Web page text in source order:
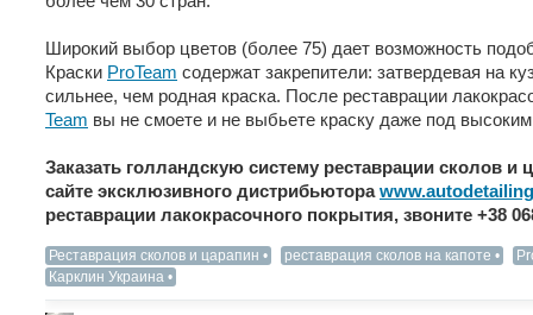
Широкий выбор цветов (более 75) дает возможность
Краски ProTeam содержат закрепители: затвердевая на
сильнее, чем родная краска. После реставрации
Team вы не смоете и не выбьете краску даже под
Заказать голландскую систему реставрации сколов и
сайте эксклюзивного дистрибьютора
реставрации лакокрасочного покрытия, звоните +38
Реставрация сколов и царапин реставрация сколов на капоте
Карклин Украина